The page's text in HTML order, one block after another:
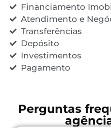
Financiamento
Atendimento e
Transferências
Depósito
Investimentos
Pagamento
Perguntas